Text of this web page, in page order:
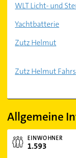
WLT Licht- und
Yachtbatterie
Zutz Helmut
Zutz Helmut
Allgemeine
EINWOHNER
1.593